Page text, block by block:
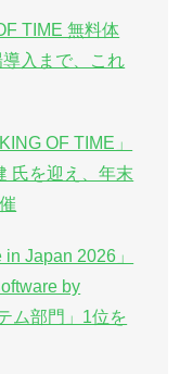
TIME 無料体
入まで、これ
OF TIME」
氏を迎え、年末
Japan 2026」
by
ム部門」1位を